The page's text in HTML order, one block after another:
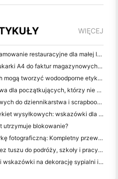
WIĘCEJ
Jak wybrać odpowiednie oprogramowanie restauracyjne dla małej lub średniej restauracji
Czy potrzebujesz przenośnej drukarki A4 do faktur magazynowych? Co naprawdę działa
Czy drukarki etykiet termicznych mogą tworzyć wodoodporne etykiety dla produktów małych firm?
Najlepsza kamera natychmiastowa dla początkujących, którzy nie chcą marnować papieru
Najlepszy kreator etykiet kolorowych do dziennikarstwa i scrapbooking: dodaj więcej kolorów do każdej strony
Pismo ręczne vs. drukowanie etykiet wysyłkowych: wskazówki dla małych firm w 2026 roku
utrzymuje blokowanie?
Jak wybrać kieszonkową drukarkę fotograficzną: Kompletny przewodnik dla użytkowników dziennikarstwa, podróży i iPhone'a
Najlepsza drukarka przenośna bez tuszu do podróży, szkoły i pracy mobilnej: Hanin MT620 Pro Review
Mini Photo Wall Layout Pomysły i wskazówki na dekorację sypialni i dormitorium